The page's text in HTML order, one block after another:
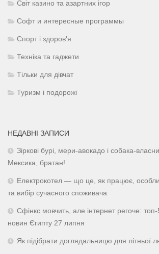
Світ казино та азартних ігор
Софт и интересные программы
Спорт і здоров'я
Техніка та гаджети
Тільки для дівчат
Туризм і подорожі
НЕДАВНІ ЗАПИСИ
Зіркові бурі, мери-авокадо і собака-
Мексика, братан!
Електрокотел — що це, як працює,
та вибір сучасного споживача
Сфінкс мовчить, але інтернет регоче:
новин Єгипту 27 липня
Як підібрати доглядальницю для літньої